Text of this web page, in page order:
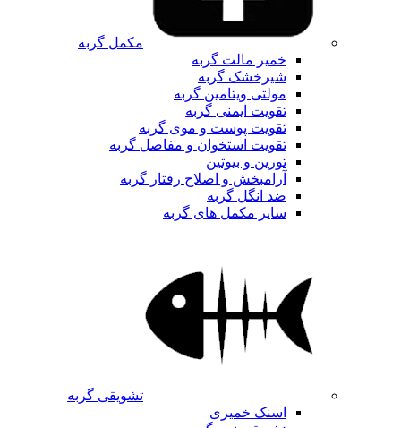
مکمل گربه
خمیر مالت گربه
شیرخشک گربه
مولتی ویتامین گربه
تقویت ایمنی گربه
تقویت پوست و موی گربه
تقویت استخوان و مفاصل گربه
تورین و بیوتین
آرامبخش و اصلاح رفتار گربه
ضد انگل گربه
سایر مکمل های گربه
تشویقی گربه
اسنک خمیری